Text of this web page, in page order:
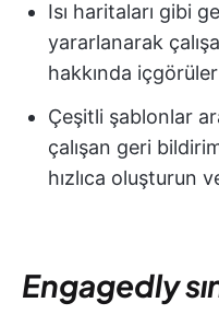
Isı haritaları gibi
yararlanarak
hakkında
Çeşitli şablonlar
çalışan geri
hızlıca oluşturun
Engagedly